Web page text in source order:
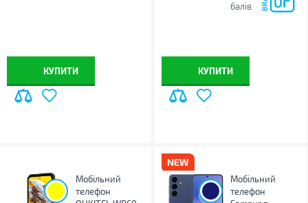
КУПИТИ
балів
КУПИТИ
Мобільний
телефон
Мобільний
телефон